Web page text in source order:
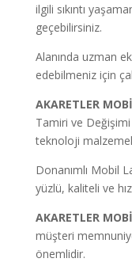
ilgili sıkıntı
geçebilirsiniz.
Alanında uzman
edebilmeniz için
AKARETLER
Tamiri ve
teknoloji
Donanımlı Mobil
yüzlü, kaliteli ve
AKARETLER
müşteri
önemlidir.